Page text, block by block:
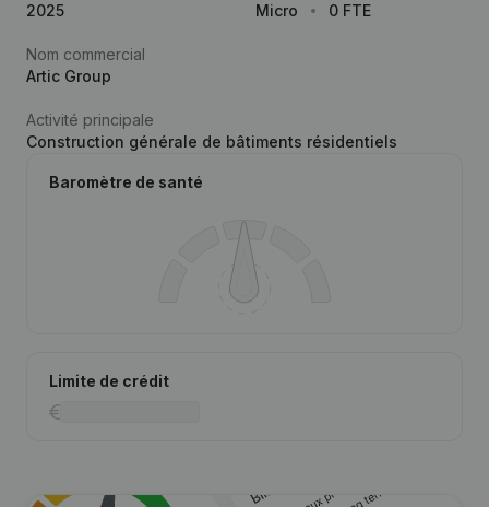
2025
Micro
0 FTE
Nom commercial
Artic Group
Activité principale
Construction générale de bâtiments résidentiels
Baromètre de santé
Limite de crédit